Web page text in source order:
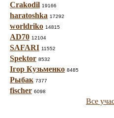
Crakodil 19166
haratoshka 17292
worldriko 14815
AD70 12104
SAFARI 11552
Spektor 8532
Ігор Кузьменко 8485
Рыбак 7377
fischer 6098
Все